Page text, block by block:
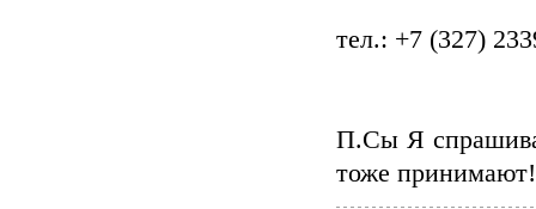
тел.: +7 (327)
П.Сы Я
тоже